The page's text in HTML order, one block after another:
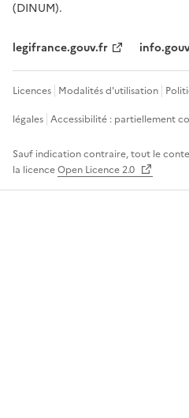
(DINUM).
legifrance.gouv.fr
Licences Modalités d'utilisation
légales Accessibilité : partiellement
Sauf indication contraire, tout le
la licenceOpen Licence 2.0